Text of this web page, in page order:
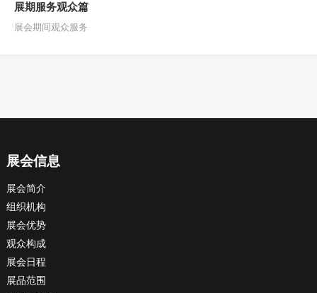
展期服务观众篇
展会期间观众服务
展会信息
展会简介
组织机构
展会优势
观众构成
展会日程
展品范围